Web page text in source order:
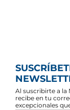
Al suscribirte a la
recibe en tu
excepcionales